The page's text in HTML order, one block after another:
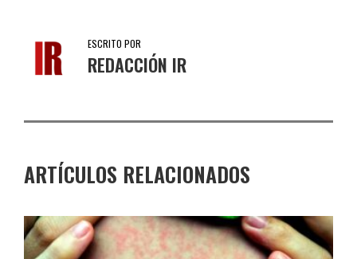
ESCRITO POR
REDACCIÓN IR
ARTÍCULOS RELACIONADOS